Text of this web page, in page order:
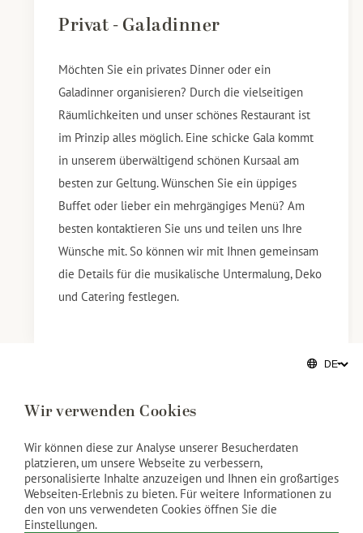
Privat - Galadinner
Möchten Sie ein privates Dinner oder ein
Galadinner organisieren? Durch die vielseitigen
Räumlichkeiten und unser schönes Restaurant ist
im Prinzip alles möglich. Eine schicke Gala kommt
in unserem überwältigend schönen Kursaal am
besten zur Geltung. Wünschen Sie ein üppiges
Buffet oder lieber ein mehrgängiges Menü? Am
besten kontaktieren Sie uns und teilen uns Ihre
Wünsche mit. So können wir mit Ihnen gemeinsam
die Details für die musikalische Untermalung, Deko
und Catering festlegen.
Wir verwenden Cookies
Wir können diese zur Analyse unserer Besucherdaten
platzieren, um unsere Webseite zu verbessern,
personalisierte Inhalte anzuzeigen und Ihnen ein großartiges
Webseiten-Erlebnis zu bieten. Für weitere Informationen zu
den von uns verwendeten Cookies öffnen Sie die
Einstellungen.